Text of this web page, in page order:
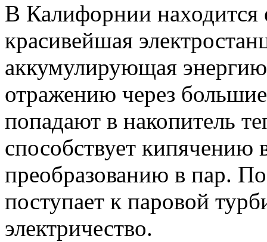
В Калифорнии находится
красивейшая
аккумулирующая энергию
отражению через
попадают в накопитель
способствует
преобразованию в пар.
поступает к паровой
электричество.